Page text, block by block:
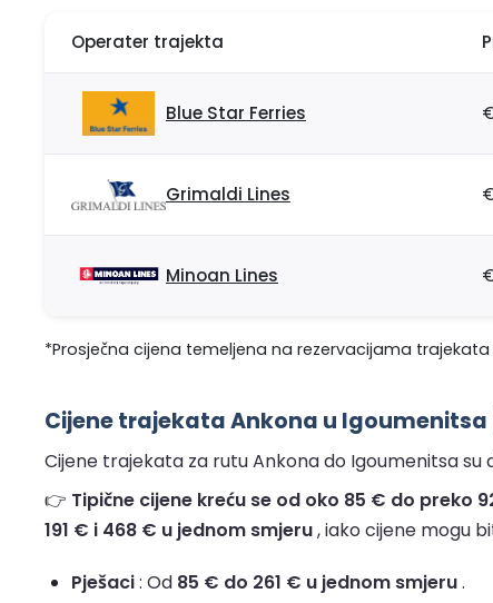
Operater trajekta
Blue Star Ferries
Grimaldi Lines
Minoan Lines
*Prosječna cijena temeljena na rezervacijama
Cijene trajekata Ankona u Igoumenitsa
Cijene trajekata za rutu Ankona do Igoumenitsa
👉 Tipične cijene kreću se od oko 85 € do preko
191 € i 468 € u jednom smjeru, iako cijene mogu
Pješaci: Od 85 € do 261 € u jednom smjeru.